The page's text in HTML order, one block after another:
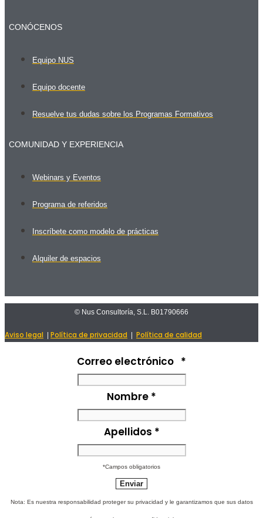
CONÓCENOS
Equipo NUS
Equipo docente
Resuelve tus dudas sobre los Programas Formativos
COMUNIDAD Y EXPERIENCIA
Webinars y Eventos
Programa de referidos
Inscríbete como modelo de prácticas
Alquiler de espacios
© Nus Consultoría, S.L. B01790666
Aviso legal Política de privacidad Política de calidad
Correo electrónico *
Nombre *
Apellidos *
*Campos obligatorios
Nota: Es nuestra responsabilidad proteger su privacidad y le garantizamos que sus datos